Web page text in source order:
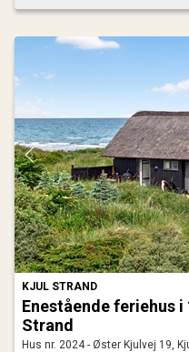
KJUL STRAND
Enestående feriehus
Strand
Hus nr. 2024 - Øster Kjulvej 19,